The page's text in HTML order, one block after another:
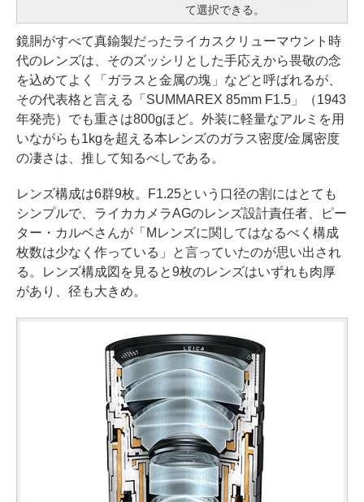
て選択できる。
鏡胴がすべて真鍮製だったライカスクリューマウント時
代のレンズは、そのズッシリとした手応えから畏敬の念
を込めてよく「ガラスと金属の塊」などと呼ばれるが、
その代表格と言える「SUMMAREX 85mm F1.5」（1943
年発売）でも重さは800gほど。外装に軽量なアルミを用
いながらも1kgを超える本レンズのガラス密度/金属密度
の凄さは、推して知るべしである。
レンズ構成は6群9枚。F1.25という口径の割にはとても
シンプルで、ライカカメラAGのレンズ設計責任者、ピー
ター・カルベさんが「Mレンズに関してはなるべく構成
枚数は少なく作っている」と言っていたのが思い出され
る。レンズ構成図を見ると9枚のレンズはいずれも肉厚
があり、径も大きめ。